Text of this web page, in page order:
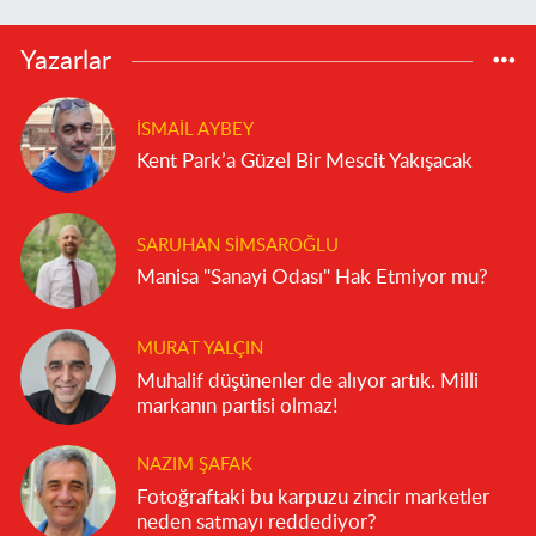
Yazarlar
İSMAIL AYBEY
Kent Park’a Güzel Bir Mescit Yakışacak
SARUHAN SIMSAROĞLU
Manisa "Sanayi Odası" Hak Etmiyor mu?
MURAT YALÇIN
Muhalif düşünenler de alıyor artık. Milli
markanın partisi olmaz!
NAZIM ŞAFAK
Fotoğraftaki bu karpuzu zincir marketler
neden satmayı reddediyor?